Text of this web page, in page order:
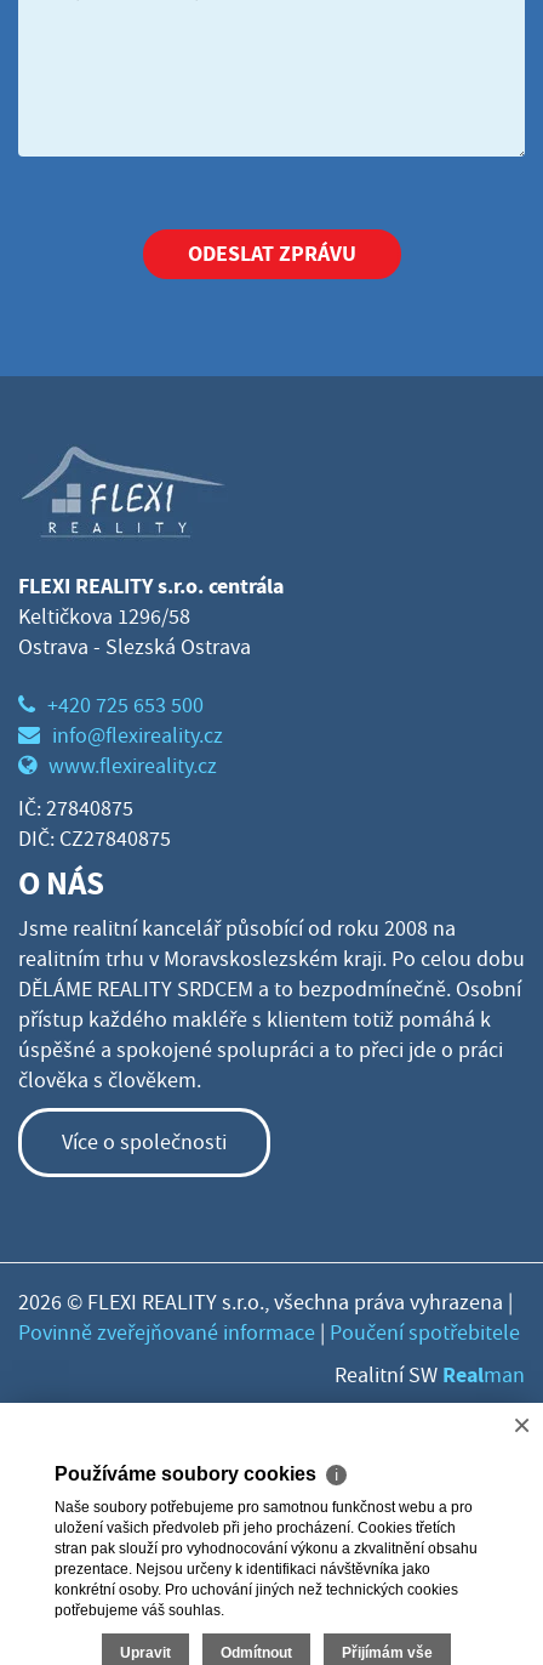
ODESLAT ZPRÁVU
FLEXI REALITY s.r.o. centrála
Keltičkova 1296/58
Ostrava - Slezská Ostrava
+420 725 653 500
info@flexireality.cz
www.flexireality.cz
IČ: 27840875
DIČ: CZ27840875
O NÁS
Jsme realitní kancelář působící od roku 2008 na
realitním trhu v Moravskoslezském kraji. Po celou dobu
DĚLÁME REALITY SRDCEM a to bezpodmínečně. Osobní
přístup každého makléře s klientem totiž pomáhá k
úspěšné a spokojené spolupráci a to přeci jde o práci
člověka s člověkem.
Více o společnosti
2026 © FLEXI REALITY s.r.o., všechna práva vyhrazena |
Povinně zveřejňované informace | Poučení spotřebitele
Realitní SW Realman
×
Používáme soubory cookies ℹ
Naše soubory potřebujeme pro samotnou funkčnost webu a pro
uložení vašich předvoleb při jeho procházení. Cookies třetích
stran pak slouží pro vyhodnocování výkonu a zkvalitnění obsahu
prezentace. Nejsou určeny k identifikaci návštěvníka jako
konkrétní osoby. Pro uchování jiných než technických cookies
potřebujeme váš souhlas.
Upravit Odmítnout Přijímám vše